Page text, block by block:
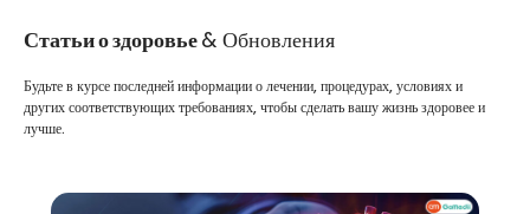
Статьи о здоровье& Обновления
Будьте в курсе последней информации о лечении, процедурах, условиях и
других соответствующих требованиях, чтобы сделать вашу жизнь здоровее и
лучше.